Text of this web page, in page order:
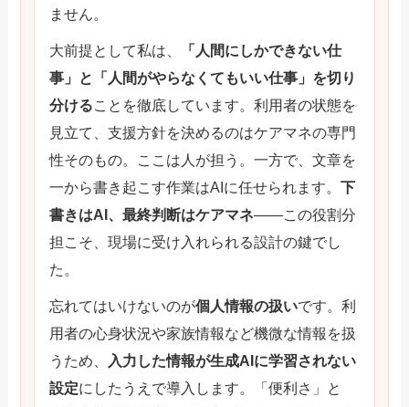
ません。
大前提として私は、
「人間にしかできない仕
事」と「人間がやらなくてもいい仕事」を切り
分けることを徹底しています。利用者の状態を
見立て、支援方針を決めるのはケアマネの専門
性そのもの。ここは人が担う。一方で、文章を
一から書き起こす作業はAIに任せられます。下
書きはAI、最終判断はケアマネ——この役割分
担こそ、現場に受け入れられる設計の鍵でし
た。
忘れてはいけないのが個人情報の扱いです。利
用者の心身状況や家族情報など機微な情報を扱
うため、
入力した情報が生成AIに学習されない
設定にしたうえで導入します。「便利さ」と